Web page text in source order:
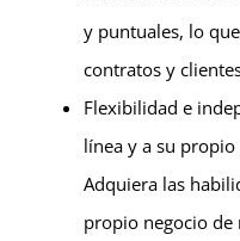
y puntuales, lo
contratos y
Flexibilidad e
línea y a su
Adquiera las
propio negocio